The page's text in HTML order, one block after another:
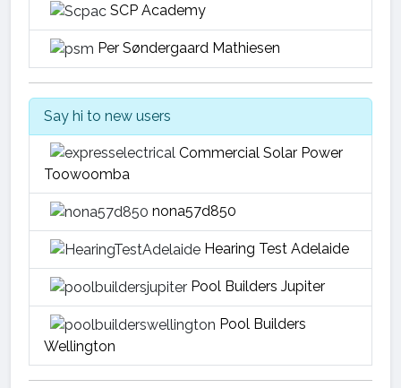
SCP Academy
Per Søndergaard Mathiesen
Say hi to new users
Commercial Solar Power
Toowoomba
nona57d850
Hearing Test Adelaide
Pool Builders Jupiter
Pool Builders
Wellington